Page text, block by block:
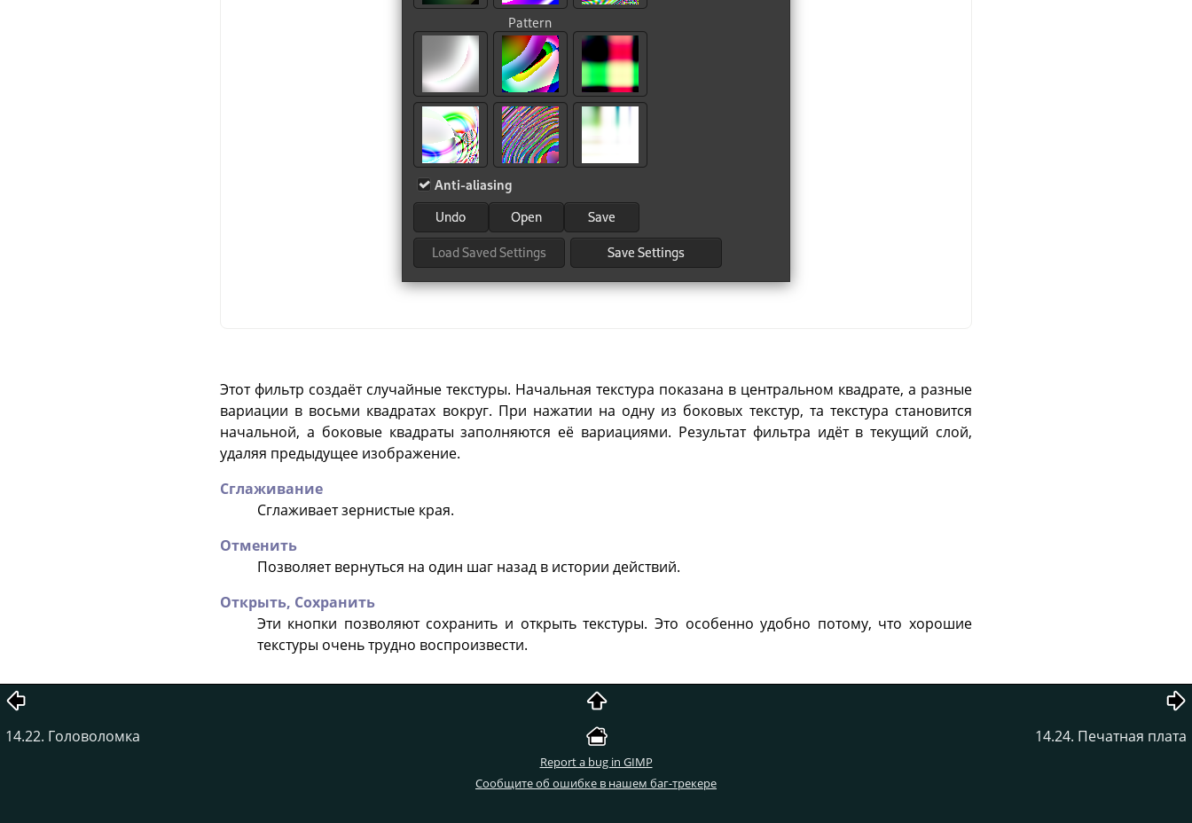
Этот фильтр создаёт случайные текстуры. Начальная текстура показана в центральном квадрате, а разные
вариации в восьми квадратах вокруг. При нажатии на одну из боковых текстур, та текстура становится
начальной, а боковые квадраты заполняются её вариациями. Результат фильтра идёт в текущий слой,
удаляя предыдущее изображение.
Сглаживание
Сглаживает зернистые края.
Отменить
Позволяет вернуться на один шаг назад в истории действий.
Открыть, Сохранить
Эти кнопки позволяют сохранить и открыть текстуры. Это особенно удобно потому, что хорошие
текстуры очень трудно воспроизвести.
14.22. Головоломка 14.24. Печатная плата
Report a bug in GIMP
Сообщите об ошибке в нашем баг-трекере